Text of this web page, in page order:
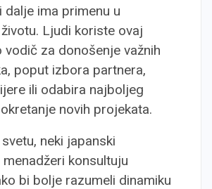
dalje ima primenu u
Ljudi koriste ovaj
vodič za donošenje važnih
poput izbora partnera,
ili odabira najboljeg
novih projekata.
neki japanski
konsultuju
bi bolje razumeli dinamiku